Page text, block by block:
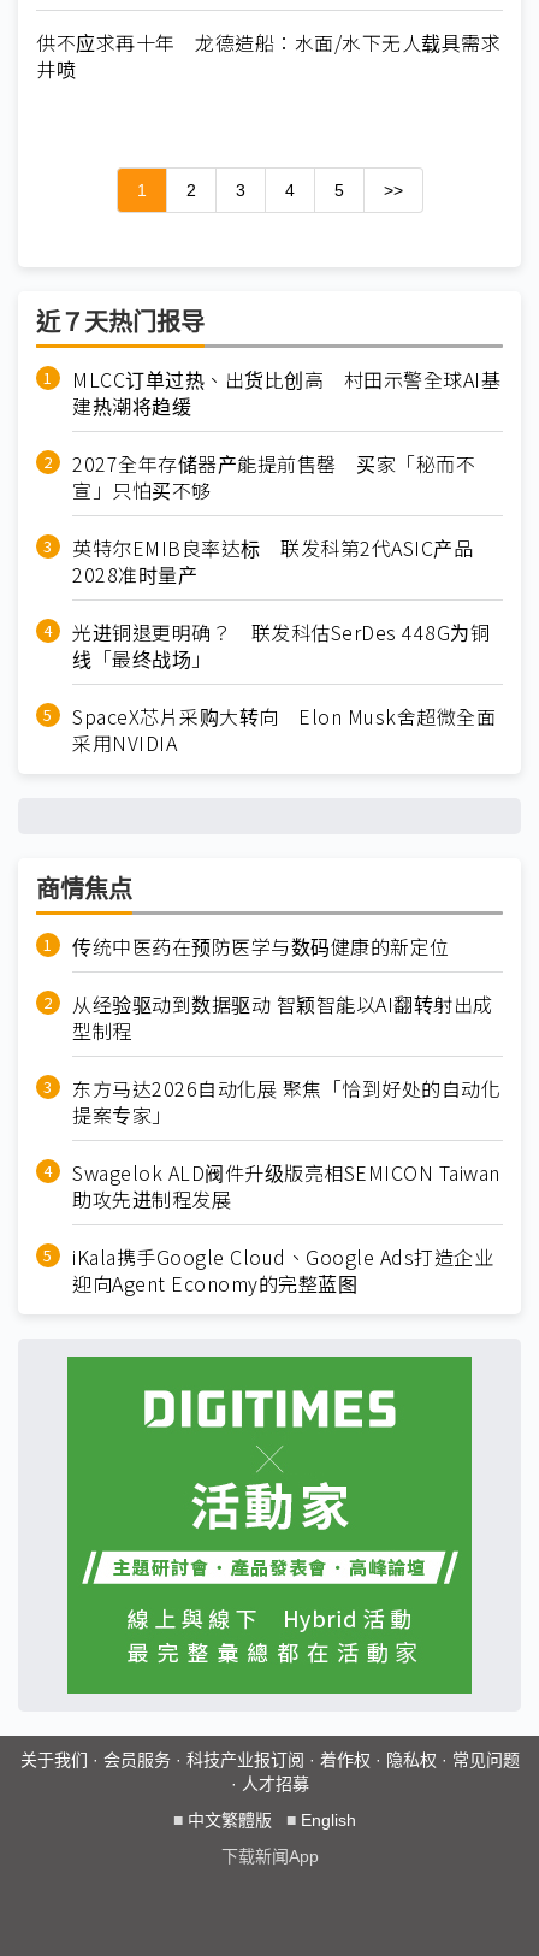
供不应求再十年 龙德造船：水面/水下无人载具需求
井喷
1 2 3 4 5 >>
近７天热门报导
MLCC订单过热、出货比创高 村田示警全球AI基
建热潮将趋缓
2027全年存储器产能提前售罄 买家「秘而不
宣」只怕买不够
英特尔EMIB良率达标 联发科第2代ASIC产品
2028准时量产
光进铜退更明确？ 联发科估SerDes 448G为铜
线「最终战场」
SpaceX芯片采购大转向 Elon Musk舍超微全面
采用NVIDIA
商情焦点
传统中医药在预防医学与数码健康的新定位
从经验驱动到数据驱动 智颖智能以AI翻转射出成
型制程
东方马达2026自动化展 聚焦「恰到好处的自动化
提案专家」
Swagelok ALD阀件升级版亮相SEMICON Taiwan
助攻先进制程发展
iKala携手Google Cloud、Google Ads打造企业
迎向Agent Economy的完整蓝图
关于我们 · 会员服务· 科技产业报订阅 · 着作权 · 隐私权 · 常见问题
· 人才招募
■ 中文繁體版 ■ English
下载新闻App